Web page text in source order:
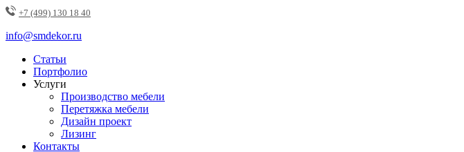
+7 (499) 130 18 40
info@smdekor.ru
Статьи
Портфолио
Услуги
Производство мебели
Перетяжка мебели
Дизайн проект
Лизинг
Контакты